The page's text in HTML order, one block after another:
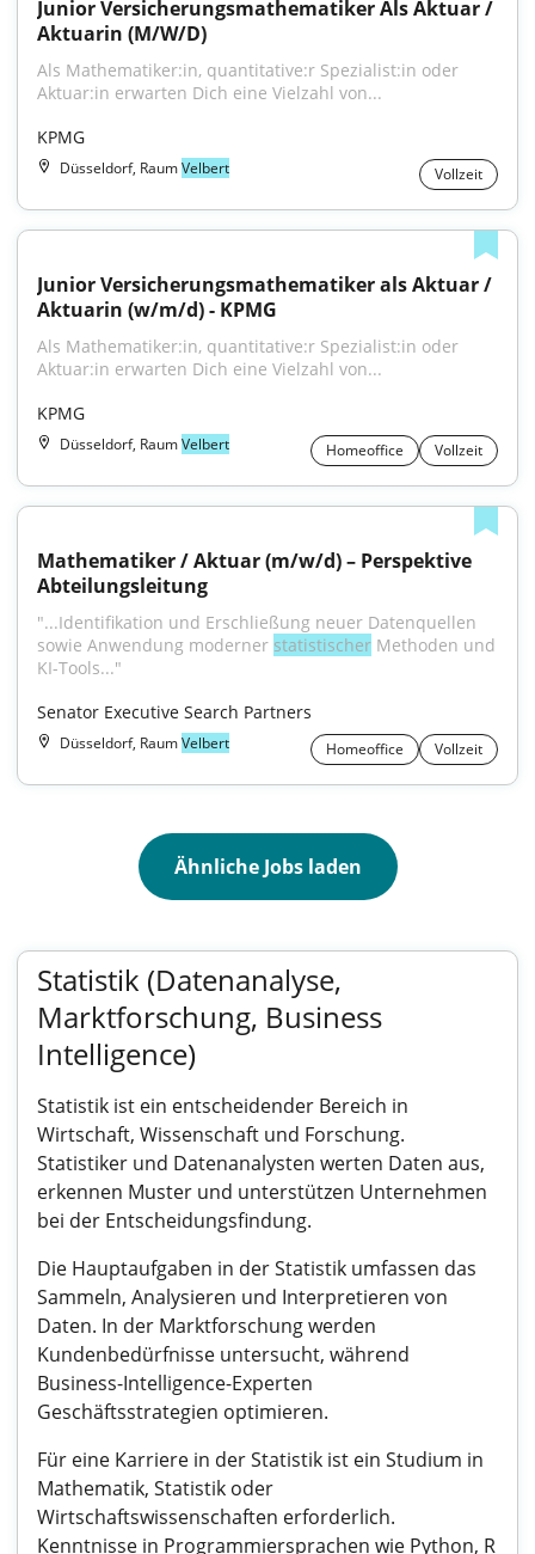
Junior Versicherungsmathematiker Als Aktuar /
Aktuarin (M/W/D)
Als Mathematiker:in, quantitative:r Spezialist:in oder
Aktuar:in erwarten Dich eine Vielzahl von...
KPMG
Düsseldorf, RaumVelbert Vollzeit
Junior Versicherungsmathematiker als Aktuar /
Aktuarin (w/m/d) - KPMG
Als Mathematiker:in, quantitative:r Spezialist:in oder
Aktuar:in erwarten Dich eine Vielzahl von...
KPMG
Düsseldorf, RaumVelbert Homeoffice Vollzeit
Mathematiker / Aktuar (m/w/d) – Perspektive
Abteilungsleitung
"...Identifikation und Erschließung neuer Datenquellen
sowie Anwendung moderner statistischer Methoden und
KI-Tools..."
Senator Executive Search Partners
Düsseldorf, RaumVelbert Homeoffice Vollzeit
Ähnliche Jobs laden
Statistik (Datenanalyse,
Marktforschung, Business
Intelligence)
Statistik ist ein entscheidender Bereich in
Wirtschaft, Wissenschaft und Forschung.
Statistiker und Datenanalysten werten Daten aus,
erkennen Muster und unterstützen Unternehmen
bei der Entscheidungsfindung.
Die Hauptaufgaben in der Statistik umfassen das
Sammeln, Analysieren und Interpretieren von
Daten. In der Marktforschung werden
Kundenbedürfnisse untersucht, während
Business-Intelligence-Experten
Geschäftsstrategien optimieren.
Für eine Karriere in der Statistik ist ein Studium in
Mathematik, Statistik oder
Wirtschaftswissenschaften erforderlich.
Kenntnisse in Programmiersprachen wie Python, R